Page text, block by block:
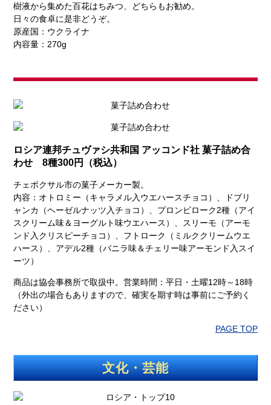
樹液から集めた百花はちみつ、どちらもお勧め。
日々の食卓に是非どうぞ。
原産国：ウクライナ
内容量：270g
ロシア連邦チュヴァシ共和国 アッコンド社 菓子詰め合
わせ 8種300円（税込）
チェボクサル市の菓子メーカー製。
内容：オトロミー（キャラメル入ウエハースチョコ）、ドブリ
ャンカ（ヘーゼルナッツ入チョコ）、プロンビローク2種（アイ
スクリーム味＆ヨーグルト味ウエハース）、スリーモ（アーモ
ンド入クリスピーチョコ）、フトローク（ミルククリームウエ
ハース）、アデル2種（バニラ味＆チェリー味アーモンド入スイ
ーツ）
商品は協会事務所で取扱中。営業時間：平日・土曜12時～18時
（外出の場合もありますので、確実を期す時は事前にご予約く
ださい）
PAGE TOP
文化・芸能